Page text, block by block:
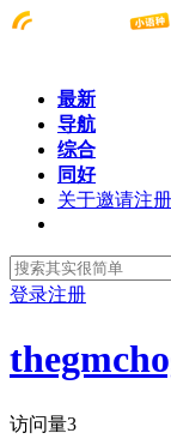
最新
导航
综合
同好
关于邀请注册
登录注册
访问量3